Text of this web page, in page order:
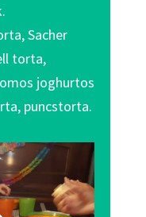
Sacher
torta,
joghurtos
puncstorta.